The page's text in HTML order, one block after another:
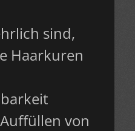
sind,
Haarkuren
von